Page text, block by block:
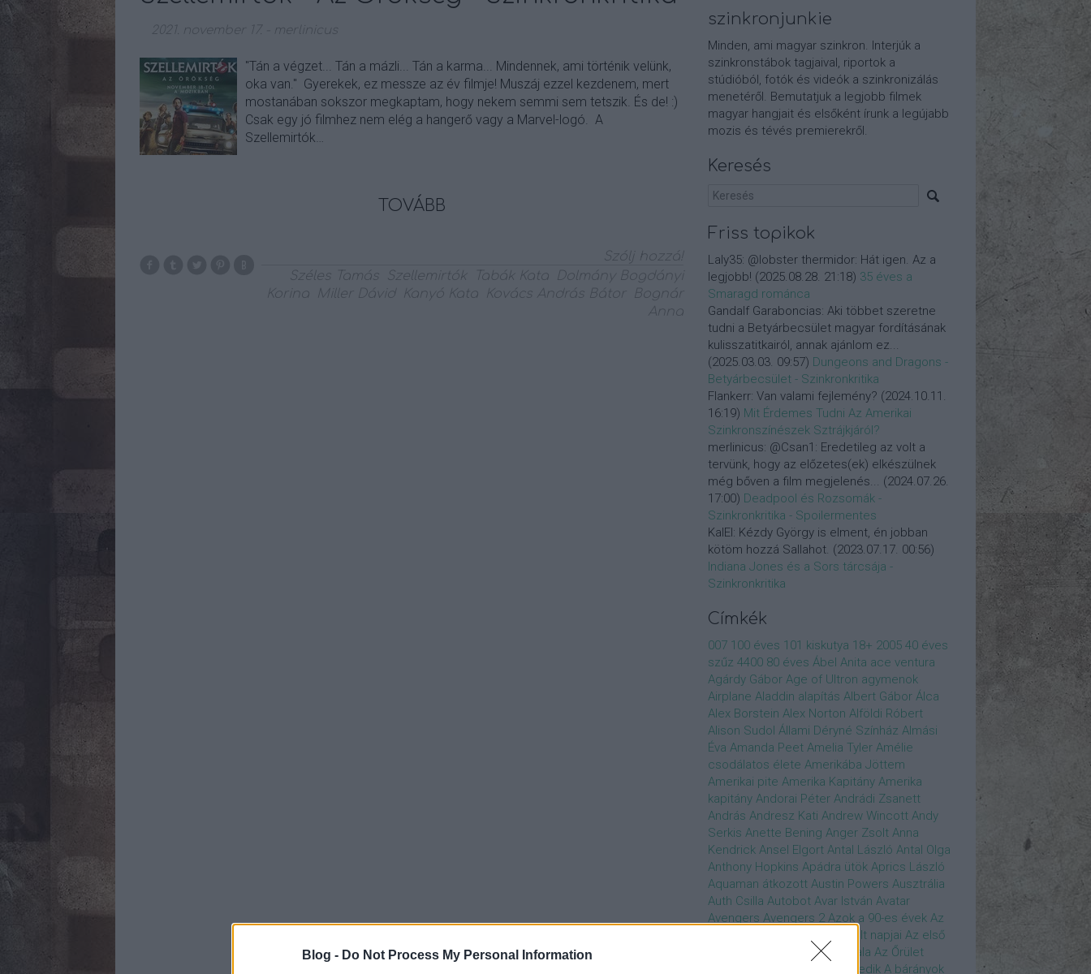
Blog - Do Not Process My Personal Information
2021. november 17. merlinicus
"Tán a végzet... Tán a mázli... Tán a karma... Mindennek, ami történik velünk,
oka van." Gyerekek, ez messze az év filmje! Muszáj ezzel kezdenem, mert
mostanában sokszor megkaptam, hogy nekem semmi sem tetszik. És de! :)
Csak egy jó filmhez nem elég a hangerő vagy a Marvel-logó. A
Szellemirtók…
TOVÁBB
Szólj hozzá!
Széles Tamás
Szellemirtók Tabák Kata
Dolmány Bogdányi
Korina
Miller Dávid Kanyó Kata Kovács András Bátor
Bognár
Anna
szinkronjunkie
Minden, ami magyar szinkron. Interjúk a
szinkronstábok tagjaival, riportok a
stúdióból, fotók és videók a szinkronizálás
menetéről. Bemutatjuk a legjobb filmek
magyar hangjait és elsőként írunk a legújabb
mozis és tévés premierekről.
Keresés
Friss topikok
Laly35: @lobster thermidor: Hát igen. Az a
legjobb! (2025.08.28. 21:18) 35 éves a
Smaragd románca
Gandalf Garaboncias: Aki többet szeretne
tudni a Betyárbecsület magyar fordításának
kulisszatitkairól, annak ajánlom ez...
(2025.03.03. 09:57) Dungeons and Dragons -
Betyárbecsület - Szinkronkritika
Flankerr: Van valami fejlemény? (2024.10.11.
16:19) Mit Érdemes Tudni Az Amerikai
Szinkronszínészek Sztrájkjáról?
merlinicus: @Csan1: Eredetileg az volt a
tervünk, hogy az előzetes(ek) elkészülnek
még bőven a film megjelenés... (2024.07.26.
17:00) Deadpool és Rozsomák -
Szinkronkritika - Spoilermentes
KalEl: Kézdy György is elment, én jobban
kötöm hozzá Sallahot. (2023.07.17. 00:56)
Indiana Jones és a Sors tárcsája -
Szinkronkritika
Címkék
007 100 éves 101 kiskutya 18+ 2005 40 éves
szűz 4400 80 éves Ábel Anita ace ventura
Agárdy Gábor Age of Ultron agymenok
Airplane Aladdin alapítás Albert Gábor Álca
Alex Borstein Alex Norton Alföldi Róbert
Alison Sudol Állami Déryné Színház Almási
Éva Amanda Peet Amelia Tyler Amélie
csodálatos élete Amerikába Jöttem
Amerikai pite Amerika Kapitány Amerika
kapitány Andorai Péter Andrádi Zsanett
András Andresz Kati Andrew Wincott Andy
Serkis Anette Bening Anger Zsolt Anna
Kendrick Ansel Elgort Antal László Antal Olga
Anthony Hopkins Apádra ütök Aprics László
Aquaman átkozott Austin Powers Ausztrália
Auth Csilla Autobot Avar István Avatar
Avengers Avengers 2 Azok a 90-es évek Az
Az eljövendő múlt napjai Az első
Az igazság hajnala Az Őrület
Az Utolsó Jedik A bárányok